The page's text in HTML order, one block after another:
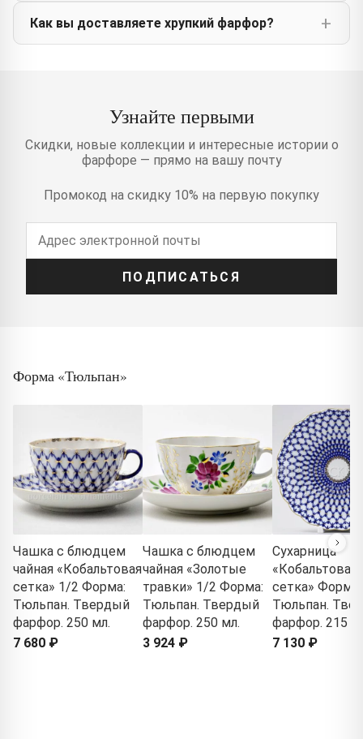
Как вы доставляете хрупкий фарфор?
Узнайте первыми
Скидки, новые коллекции и интересные истории о
фарфоре — прямо на вашу почту
Промокод на скидку 10% на первую покупку
ПОДПИСАТЬСЯ
Форма «Тюльпан»
Чашка с блюдцем
чайная «Кобальтовая
сетка» 1/2 Форма:
Тюльпан. Твердый
фарфор. 250 мл.
7 680 ₽
Чашка с блюдцем
чайная «Золотые
травки» 1/2 Форма:
Тюльпан. Твердый
фарфор. 250 мл.
3 924 ₽
Сухарница
«Кобальтовая
сетка» Форма:
Тюльпан.
фарфор. 215
7 130 ₽